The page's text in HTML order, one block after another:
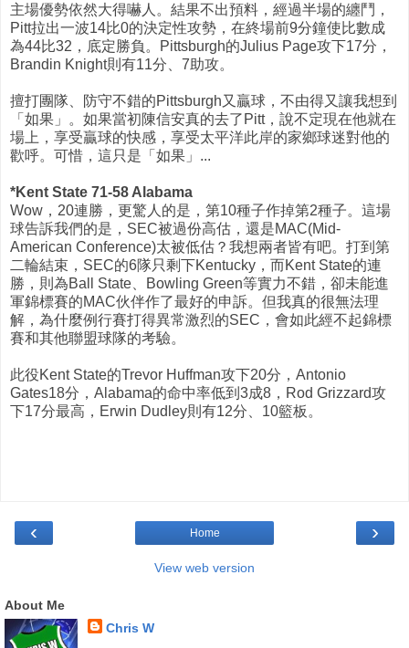
主場優勢依然大得嚇人。結果不出預料，經過半場的纏鬥，
Pitt拉出一波14比0的決定性攻勢，在終場前9分鐘使比數成
為44比32，底定勝負。Pittsburgh的Julius Page攻下17分，
Brandin Knight則有11分、7助攻。
擅打團隊、防守不錯的Pittsburgh又贏球，不由得又讓我想到
「如果」。如果當初陳信安真的去了Pitt，說不定現在他就在
場上，享受贏球的快感，享受太平洋此岸的家鄉球迷對他的
歡呼。可惜，這只是「如果」...
*Kent State 71-58 Alabama
Wow，20連勝，更驚人的是，第10種子作掉第2種子。這場
球告訴我們的是，SEC被過份高估，還是MAC(Mid-
American Conference)太被低估？我想兩者皆有吧。打到第
二輪結束，SEC的6隊只剩下Kentucky，而Kent State的連
勝，則為Ball State、Bowling Green等實力不錯，卻未能進
軍錦標賽的MAC伙伴作了最好的申訴。但我真的很無法理
解，為什麼例行賽打得異常激烈的SEC，會如此經不起錦標
賽和其他聯盟球隊的考驗。
此役Kent State的Trevor Huffman攻下20分，Antonio
Gates18分，Alabama的命中率低到3成8，Rod Grizzard攻
下17分最高，Erwin Dudley則有12分、10籃板。
‹ ›
Home
View web version
About Me
Chris W